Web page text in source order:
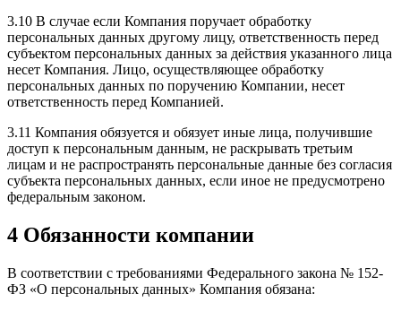
3.10 В случае если Компания поручает обработку
персональных данных другому лицу, ответственность перед
субъектом персональных данных за действия указанного лица
несет Компания. Лицо, осуществляющее обработку
персональных данных по поручению Компании, несет
ответственность перед Компанией.
3.11 Компания обязуется и обязует иные лица, получившие
доступ к персональным данным, не раскрывать третьим
лицам и не распространять персональные данные без согласия
субъекта персональных данных, если иное не предусмотрено
федеральным законом.
4 Обязанности компании
В соответствии с требованиями Федерального закона № 152-
ФЗ «О персональных данных» Компания обязана: